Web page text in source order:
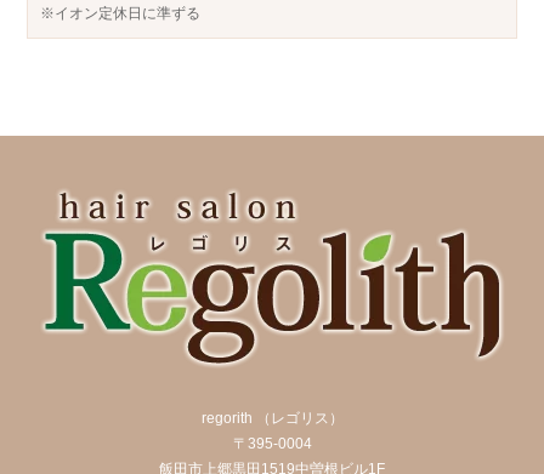
※イオン定休日に準ずる
regorith （レゴリス）
〒395-0004
飯田市上郷黒田1519中曽根ビル1F